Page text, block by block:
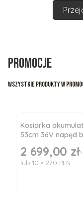
Promocje
Wszystkie produkty w
Kosiarka
53cm 36V napęd
Cena
2 699,00 zł3
lub 10 × 270 PLN